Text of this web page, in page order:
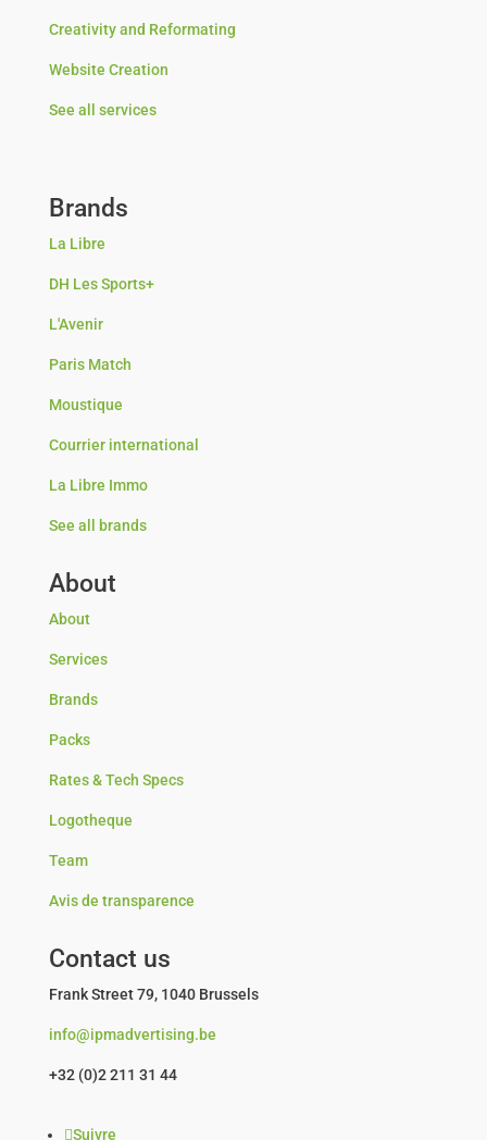
Creativity and Reformating
Website Creation
See all services
Brands
La Libre
DH Les Sports+
L'Avenir
Paris Match
Moustique
Courrier international
La Libre Immo
See all brands
About
About
Services
Brands
Packs
Rates & Tech Specs
Logotheque
Team
Avis de transparence
Contact us
Frank Street 79, 1040 Brussels
info@ipmadvertising.be
+32 (0)2 211 31 44
Suivre